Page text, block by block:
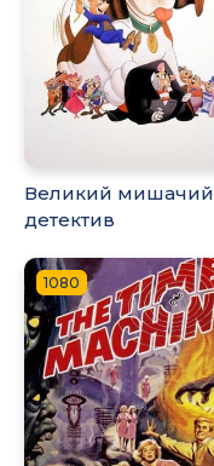
Великий мишачий
детектив
1080